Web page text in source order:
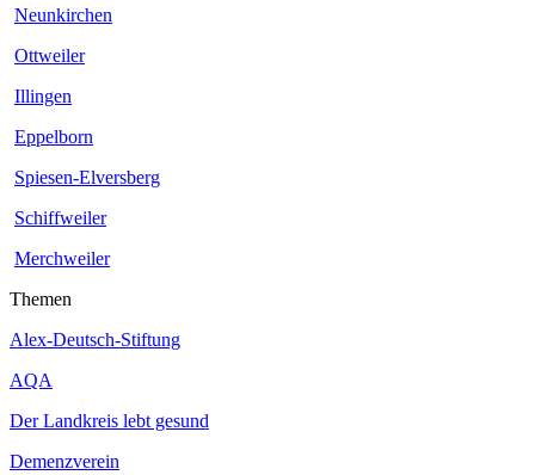
Neunkirchen
Ottweiler
Illingen
Eppelborn
Spiesen-Elversberg
Schiffweiler
Merchweiler
Themen
Alex-Deutsch-Stiftung
AQA
Der Landkreis lebt gesund
Demenzverein